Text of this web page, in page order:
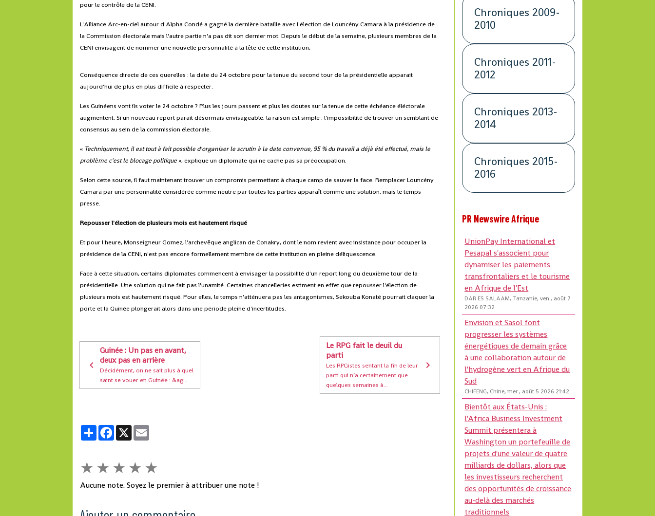
pour le contrôle de la CENI.
L'Alliance Arc-en-ciel autour d'Alpha Condé a gagné la dernière bataille avec l'élection de Louncény Camara à la présidence de
la Commission électorale mais l'autre partie n'a pas dit son dernier mot. Depuis le début de la semaine, plusieurs membres de la
CENI envisagent de nommer une nouvelle personnalité à la tête de cette institution.
Conséquence directe de ces querelles : la date du 24 octobre pour la tenue du second tour de la présidentielle apparait
aujourd'hui de plus en plus difficile à respecter.
Les Guinéens vont ils voter le 24 octobre ? Plus les jours passent et plus les doutes sur la tenue de cette échéance éléctorale
augmentent. Si un nouveau report parait désormais envisageable, la raison est simple : l'impossibilité de trouver un semblant de
consensus au sein de la commission électorale.
« Techniquement, il est tout à fait possible d'organiser le scrutin à la date convenue, 95 % du travail a déjà été effectué, mais le
problème c'est le blocage politique », explique un diplomate qui ne cache pas sa préoccupation.
Selon cette source, il faut maintenant trouver un compromis permettant à chaque camp de sauver la face. Remplacer Louncény
Camara par une personnalité considérée comme neutre par toutes les parties apparaît comme une solution, mais le temps
presse.
Repousser l'élection de plusieurs mois est hautement risqué
Et pour l'heure, Monseigneur Gomez, l'archevêque anglican de Conakry, dont le nom revient avec insistance pour occuper la
présidence de la CENI, n'est pas encore formellement membre de cette institution en pleine déliquescence.
Face à cette situation, certains diplomates commencent à envisager la possibilité d'un report long du deuxième tour de la
présidentielle. Une solution qui ne fait pas l'unamité. Certaines chancelleries estiment en effet que repousser l'élection de
plusieurs mois est hautement risqué. Pour elles, le temps n'atténuera pas les antagonismes, Sekouba Konaté pourrait claquer la
porte et la Guinée plongerait alors dans une période pleine d'incertitudes.
Guinée : Un pas en avant,
deux pas en arrière
Décidément, on ne sait plus à quel
saint se vouer en Guinée : &ag...
Le RPG fait le deuil du
parti
Les RPGistes sentant la fin de leur
parti qui n’a certainement que
quelques semaines à...
PartagerFacebook
X
★ ★ ★ ★ ★
Aucune note. Soyez le premier à attribuer une note !
Chroniques 2009-
2010
Chroniques 2011-
2012
Chroniques 2013-
2014
Chroniques 2015-
2016
PR Newswire Afrique
UnionPay International et
Pesapal s'associent pour
dynamiser les paiements
transfrontaliers et le tourisme
en Afrique de l'Est
DAR ES SALAAM, Tanzanie, ven., août 7
2026 07:32
Envision et Sasol font
progresser les systèmes
énergétiques de demain grâce
à une collaboration autour de
l'hydrogène vert en Afrique du
Sud
CHIFENG, Chine, mer., août 5 2026 21:42
Bientôt aux États-Unis :
l'Africa Business Investment
Summit présentera à
Washington un portefeuille de
projets d'une valeur de quatre
milliards de dollars, alors que
les investisseurs recherchent
des opportunités de croissance
au-delà des marchés
traditionnels